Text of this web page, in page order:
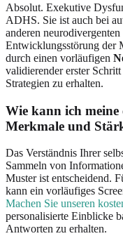
Absolut. Exekutive
ADHS. Sie ist auch bei
anderen
Entwicklungsstörung der
durch einen vorläufigen
validierender erster
Strategien zu erhalten.
Wie kann ich meine
Merkmale und
Das Verständnis Ihrer
Sammeln von
Muster ist entscheidend.
kann ein vorläufiges
Machen Sie unseren
personalisierte Einblicke
Antworten zu erhalten.